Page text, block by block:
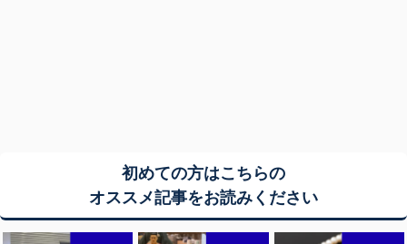
初めての方はこちらの
オススメ記事をお読みください